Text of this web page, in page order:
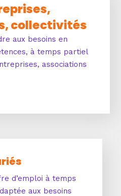
collectivités
aux besoins en
à temps partiel
associations
d’emploi à temps
aux besoins